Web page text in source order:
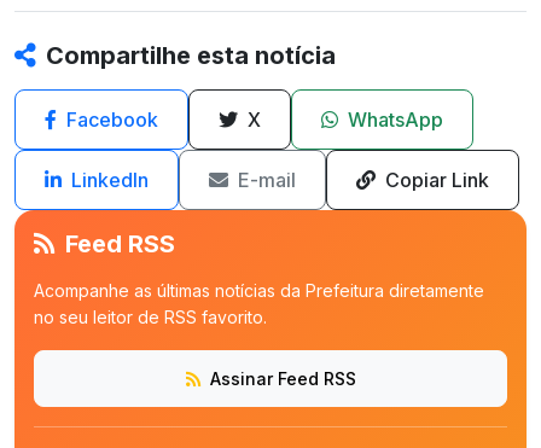
Compartilhe esta notícia
Facebook X WhatsApp
LinkedIn E-mail Copiar Link
Feed RSS
Acompanhe as últimas notícias da Prefeitura diretamente
no seu leitor de RSS favorito.
Assinar Feed RSS